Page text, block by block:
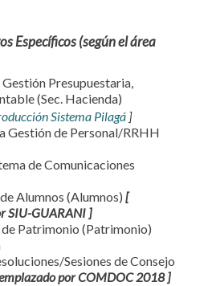
Específicos (según el área
Gestión Presupuestaria,
(Sec. Hacienda)
Sistema Pilagá ]
Gestión de Personal/RRHH
de Comunicaciones
Alumnos (Alumnos) [
SIU-GUARANI ]
de Patrimonio (Patrimonio)
Sesiones de Consejo
por COMDOC 2018 ]